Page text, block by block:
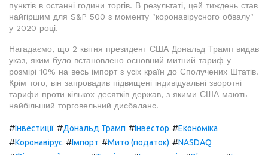
пунктів в останні години торгів. В результаті, цей тиждень став
найгіршим для S&P 500 з моменту "коронавірусного обвалу"
у 2020 році.
Нагадаємо, що 2 квітня президент США Дональд Трамп видав
указ, яким було встановлено основний митний тариф у
розмірі 10% на весь імпорт з усіх країн до Сполучених Штатів.
Крім того, він запровадив підвищені індивідуальні зворотні
тарифи проти кількох десятків держав, з якими США мають
найбільший торговельний дисбаланс.
#Інвестиції #Дональд Трамп #Інвестор #Економіка
#Коронавірус #Імпорт #Мито (податок) #NASDAQ